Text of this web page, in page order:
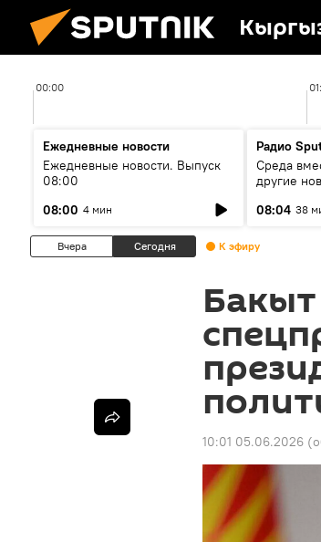
00:00
Ежедневные новости
Ежедневные новости. Выпуск
08:00
08:00 4 мин
Радио
Среда
другие
08:04 38
Вчера Сегодня К эфиру
10:01 05.06.2026